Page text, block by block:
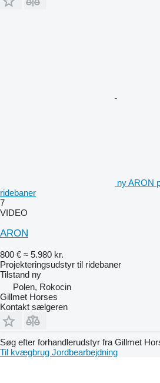
ny ARON
ridebaner
7
VIDEO
ARON
800 € ≈ 5.980 kr.
Projekteringsudstyr til ridebaner
Tilstand ny
Polen, Rokocin
Gillmet Horses
Kontakt sælgeren
Søg efter forhandlerudstyr fra Gillmet
Til kvægbrug Jordbearbejdning